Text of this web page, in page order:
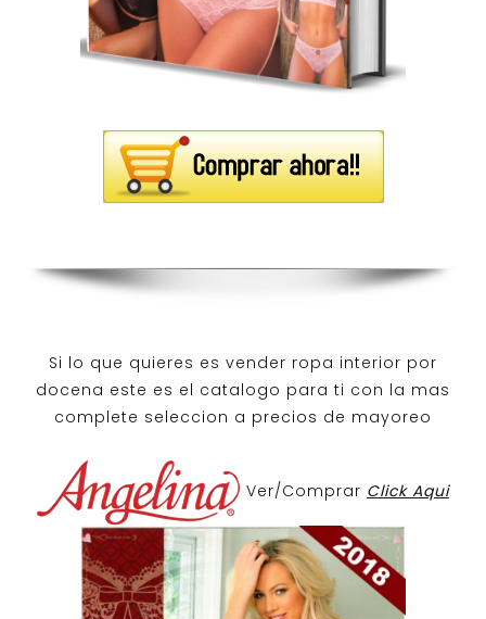
Si lo que quieres es vender ropa interior por
docena este es el catalogo para ti con la mas
complete seleccion a precios de mayoreo
Ver/Comprar Click Aqui